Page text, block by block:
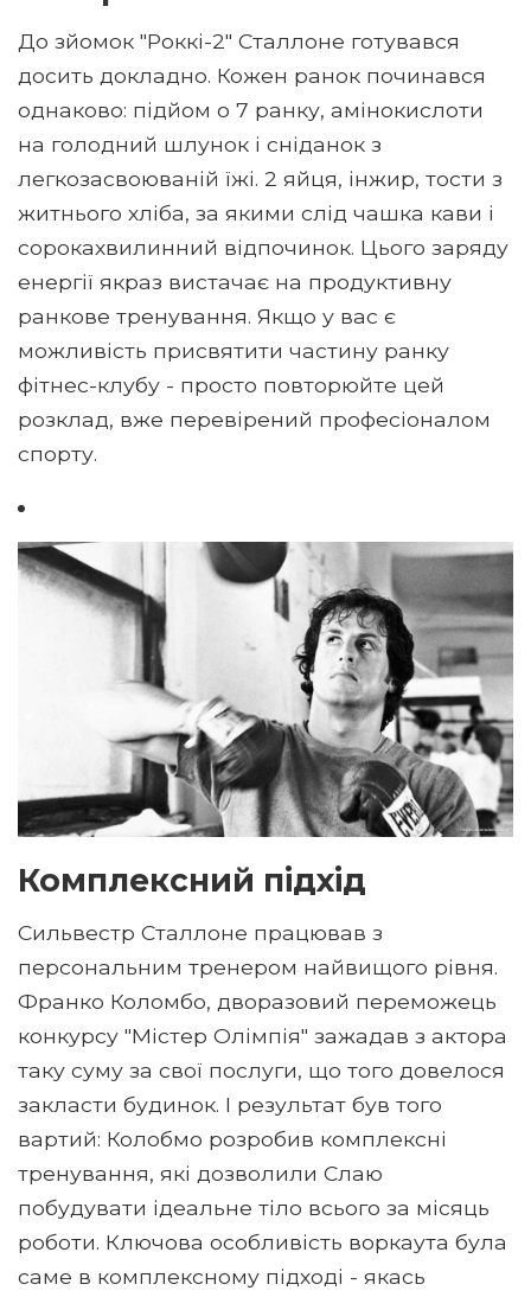
До зйомок "Роккі-2" Сталлоне готувався
досить докладно. Кожен ранок починався
однаково: підйом о 7 ранку, амінокислоти
на голодний шлунок і сніданок з
легкозасвоюваній їжі. 2 яйця, інжир, тости з
житнього хліба, за якими слід чашка кави і
сорокахвилинний відпочинок. Цього заряду
енергії якраз вистачає на продуктивну
ранкове тренування. Якщо у вас є
можливість присвятити частину ранку
фітнес-клубу - просто повторюйте цей
розклад, вже перевірений професіоналом
спорту.
Комплексний підхід
Сильвестр Сталлоне працював з
персональним тренером найвищого рівня.
Франко Коломбо, дворазовий переможець
конкурсу "Містер Олімпія" зажадав з актора
таку суму за свої послуги, що того довелося
закласти будинок. І результат був того
вартий: Колобмо розробив комплексні
тренування, які дозволили Слаю
побудувати ідеальне тіло всього за місяць
роботи. Ключова особливість воркаута була
саме в комплексному підході - якась